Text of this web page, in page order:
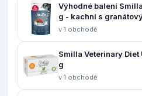
Výhodné balení
g - kachní s
v 1 obchodě
Smilla Veterinary Diet
g
v 1 obchodě